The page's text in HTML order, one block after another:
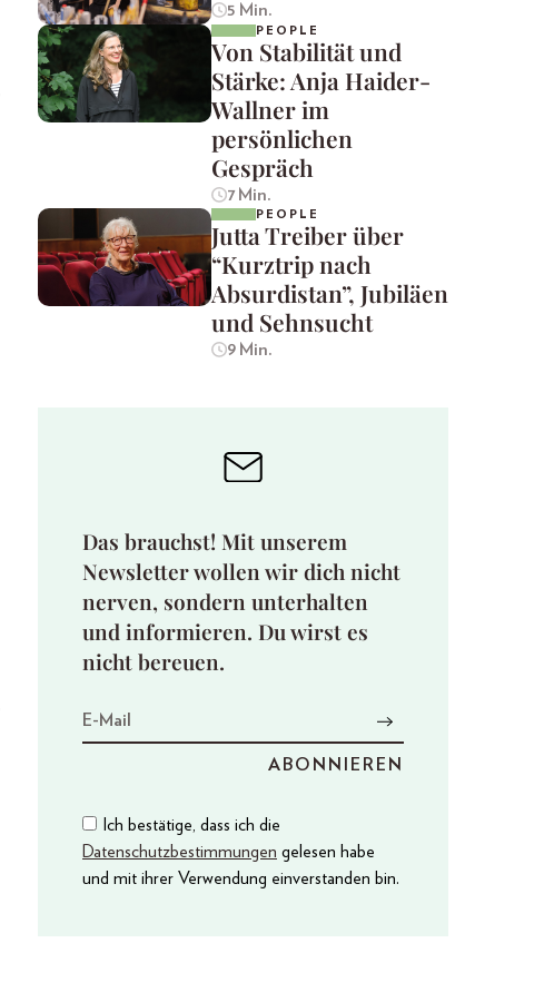
5 Min.
PEOPLE
Von Stabilität und
Stärke: Anja Haider-
Wallner im
persönlichen
Gespräch
7 Min.
PEOPLE
Jutta Treiber über
“Kurztrip nach
Absurdistan”, Jubiläen
und Sehnsucht
9 Min.
Das brauchst! Mit unserem
Newsletter wollen wir dich nicht
nerven, sondern unterhalten
und informieren. Du wirst es
nicht bereuen.
Ich bestätige, dass ich die
Datenschutzbestimmungen gelesen habe
und mit ihrer Verwendung einverstanden bin.